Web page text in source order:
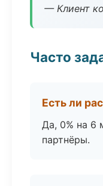
— Клиент
Часто
Есть ли
Да, 0% на 6
партнёры.